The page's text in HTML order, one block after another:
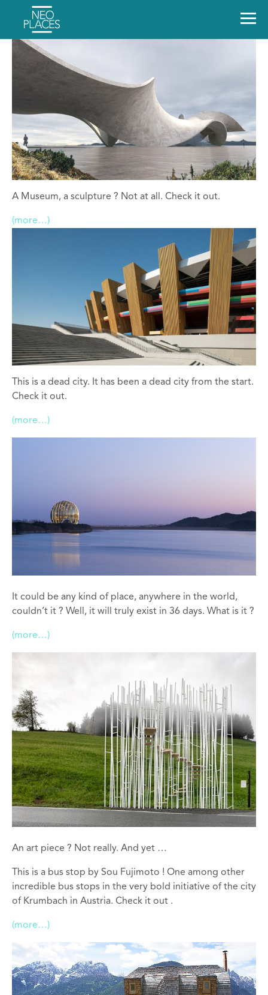
A Museum, a sculpture ? Not at all. Check it out.
(more…)
This is a dead city. It has been a dead city from the start.
Check it out.
(more…)
It could be any kind of place, anywhere in the world,
couldn’t it ? Well, it will truly exist in 36 days. What is it ?
(more…)
An art piece ? Not really. And yet …
This is a bus stop by Sou Fujimoto ! One among other
incredible bus stops in the very bold initiative of the city
of Krumbach in Austria. Check it out .
(more…)